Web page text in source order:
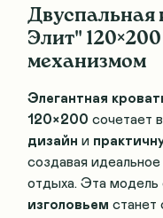
Двуспальная
Элит"
механизмом
Элегантная
120×200 сочетает
дизайн и
создавая
отдыха. Эта модель
изголовьем станет